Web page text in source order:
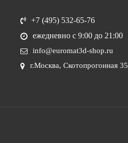
+7 (495) 532-65-76
ежедневно с 9:00 до 21:00
info@euromat3d-shop.ru
г.Москва, Скотопрогонная 35